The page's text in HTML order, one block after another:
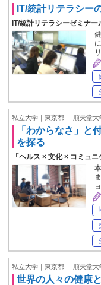
IT/統計リテラシー
IT/統計リテラシーゼミナー
私立大学｜東京都 順天堂大
「わからなさ」と
を探る
「ヘルス × 文化 × コミュ
私立大学｜東京都 順天堂大
世界の人々の健康